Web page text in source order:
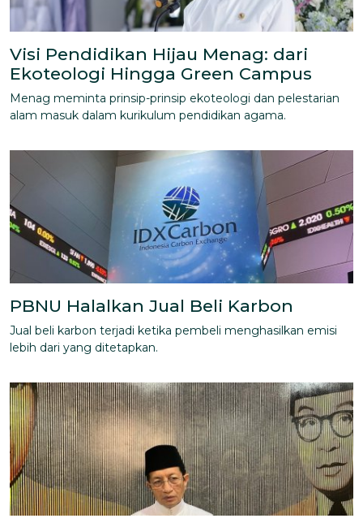
Visi Pendidikan Hijau Menag: dari
Ekoteologi Hingga Green Campus
Menag meminta prinsip-prinsip ekoteologi dan pelestarian
alam masuk dalam kurikulum pendidikan agama.
PBNU Halalkan Jual Beli Karbon
Jual beli karbon terjadi ketika pembeli menghasilkan emisi
lebih dari yang ditetapkan.